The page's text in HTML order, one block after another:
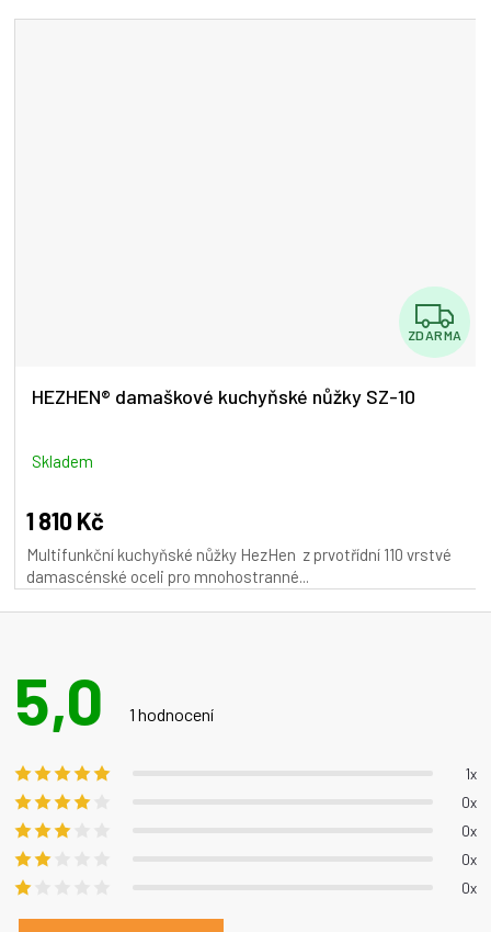
Z
D
ZDARMA
HEZHEN® damaškové kuchyňské nůžky SZ-10
Skladem
1 810 Kč
Multifunkční kuchyňské nůžky HezHen z prvotřídní 110 vrstvé
damascénské oceli pro mnohostranné...
5,0
hodnocení
1 hodnocení
1x
0x
0x
0x
0x